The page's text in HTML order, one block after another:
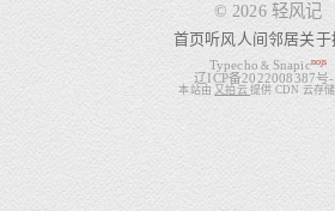
© 2026 轻风记
首页听风人间邻居关于
Typecho & Snapicnojs
辽ICP备2022008387号
本站由 又拍云提供 CDN 云存